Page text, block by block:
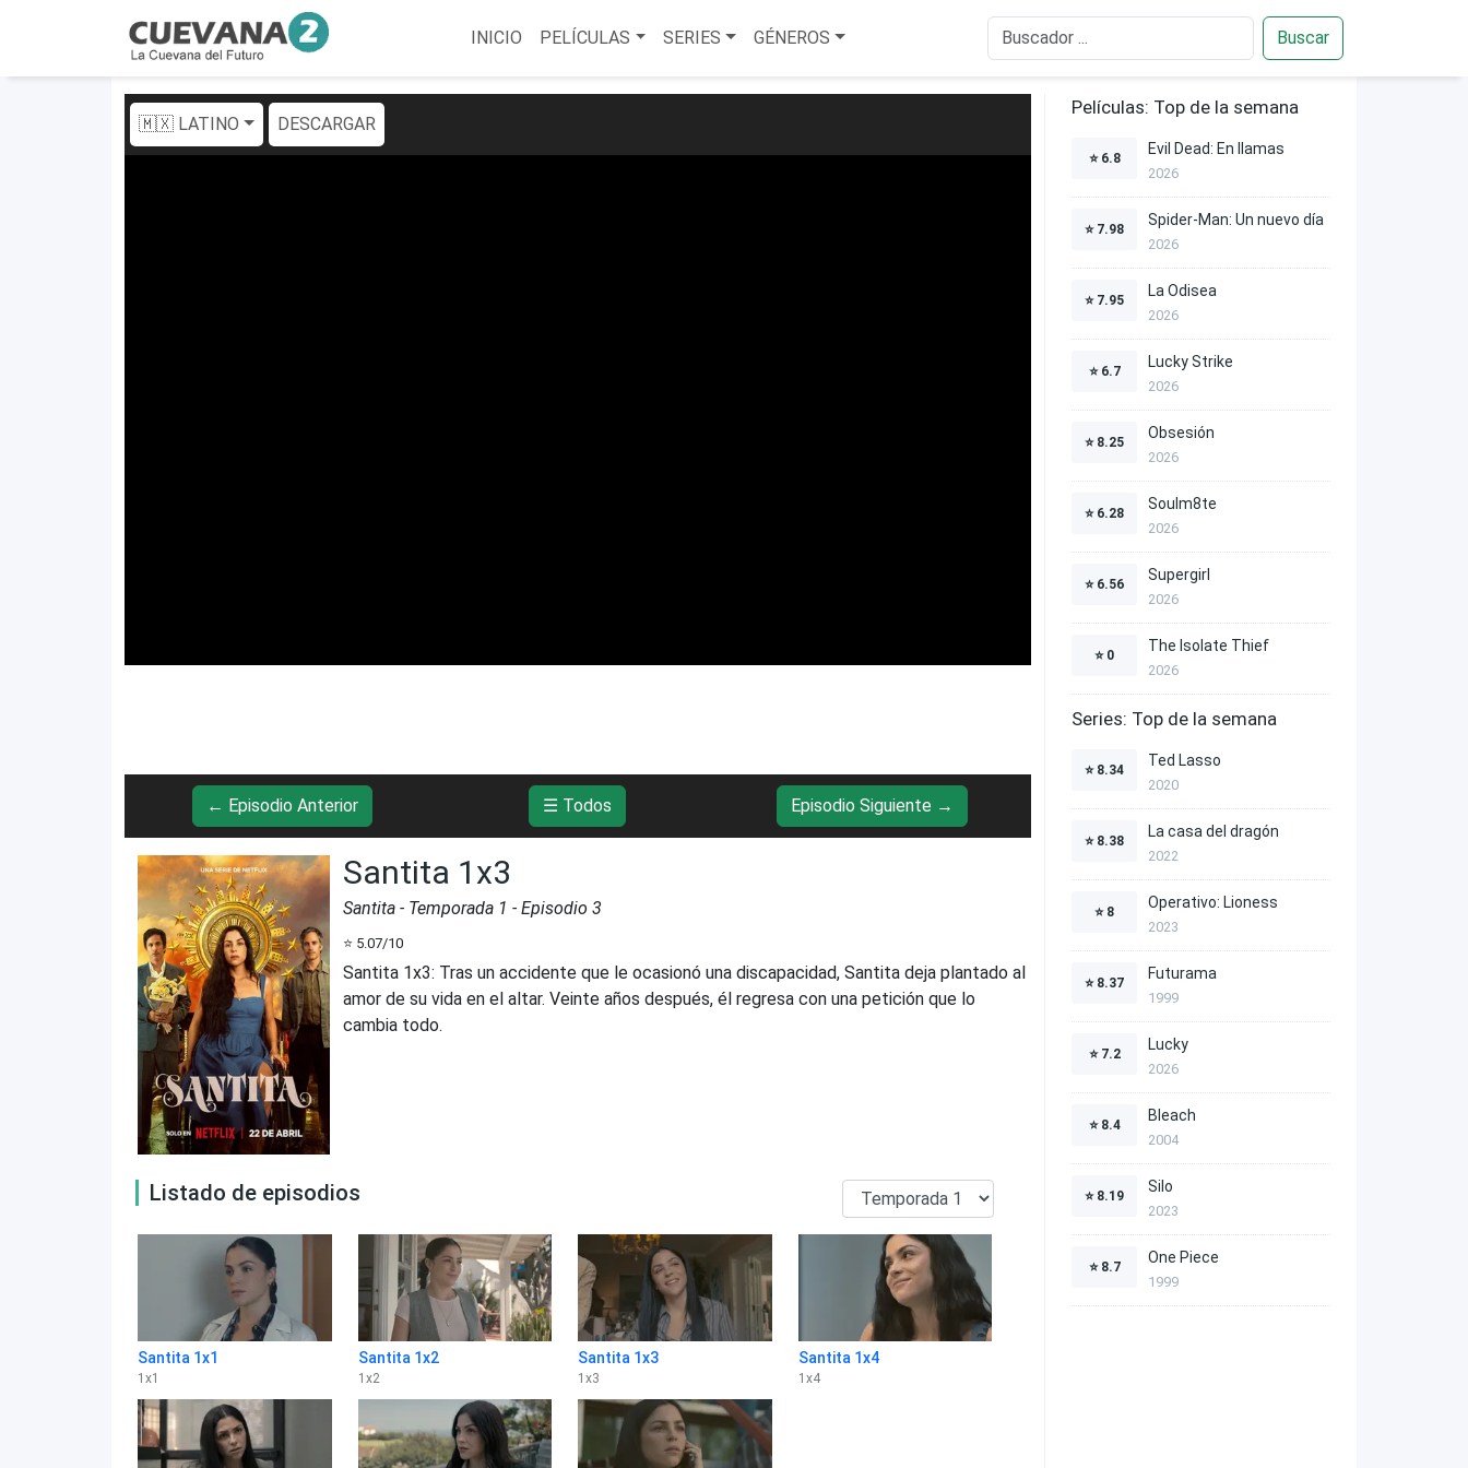
INICIO PELÍCULAS SERIES GÉNEROS Buscar
🇲🇽 LATINO DESCARGAR
← Episodio Anterior ☰ Todos Episodio Siguiente →
Santita 1x3
Santita - Temporada 1 - Episodio 3
⭐ 5.07/10
Santita 1x3: Tras un accidente que le ocasionó una discapacidad, Santita deja plantado al
amor de su vida en el altar. Veinte años después, él regresa con una petición que lo
cambia todo.
Listado de episodios
Santita 1x1
1 x1
Santita 1x2
1 x2
Santita 1x3
1 x3
Santita 1x4
1 x4
Películas: Top de la semana
⭐ 6.8
Evil Dead: En llamas
2026
⭐ 7.98
Spider-Man: Un nuevo día
2026
⭐ 7.95
La Odisea
2026
⭐ 6.7
Lucky Strike
2026
⭐ 8.25
Obsesión
2026
⭐ 6.28
Soulm8te
2026
⭐ 6.56
Supergirl
2026
⭐ 0
The Isolate Thief
2026
Series: Top de la semana
⭐ 8.34
Ted Lasso
2020
⭐ 8.38
La casa del dragón
2022
⭐ 8
Operativo: Lioness
2023
⭐ 8.37
Futurama
1999
⭐ 7.2
Lucky
2026
⭐ 8.4
Bleach
2004
⭐ 8.19
Silo
2023
⭐ 8.7
One Piece
1999